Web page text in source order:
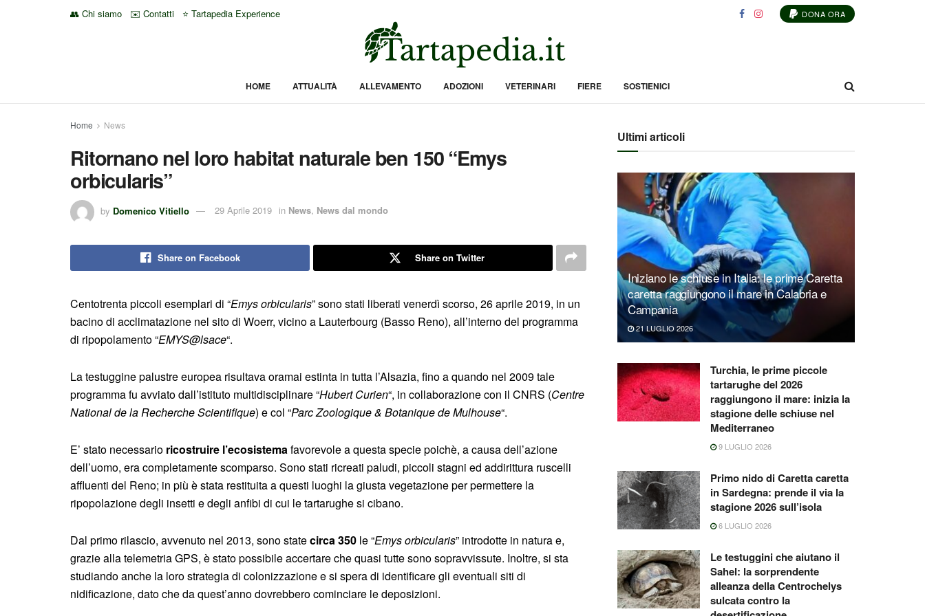
👥 Chi siamo ✉️ Contatti ⭐ Tartapedia Experience DONA ORA
HOME ATTUALITÀ ALLEVAMENTO ADOZIONI VETERINARI FIERE SOSTIENICI
Home News
Ritornano nel loro habitat naturale ben 150 “Emys
orbicularis”
by Domenico Vitiello 29 Aprile 2019 in News, News dal mondo
Share on Facebook Share on Twitter
Centotrenta piccoli esemplari di “Emys orbicularis” sono stati liberati venerdì scorso, 26 aprile 2019, in un
bacino di acclimatazione nel sito di Woerr, vicino a Lauterbourg (Basso Reno), all’interno del programma
di ripopolamento “EMYS@lsace“.
La testuggine palustre europea risultava oramai estinta in tutta l’Alsazia, fino a quando nel 2009 tale
programma fu avviato dall’istituto multidisciplinare “Hubert Curien“, in collaborazione con il CNRS (Centre
National de la Recherche Scientifique) e col “Parc Zoologique & Botanique de Mulhouse“.
E’ stato necessario ricostruire l’ecosistema favorevole a questa specie poichè, a causa dell’azione
dell’uomo, era completamente scomparso. Sono stati ricreati paludi, piccoli stagni ed addirittura ruscelli
affluenti del Reno; in più è stata restituita a questi luoghi la giusta vegetazione per permettere la
ripopolazione degli insetti e degli anfibi di cui le tartarughe si cibano.
Dal primo rilascio, avvenuto nel 2013, sono statecirca 350 le “Emys orbicularis” introdotte in natura e,
grazie alla telemetria GPS, è stato possibile accertare che quasi tutte sono sopravvissute. Inoltre, si sta
studiando anche la loro strategia di colonizzazione e si spera di identificare gli eventuali siti di
nidificazione, dato che da quest’anno dovrebbero cominciare le deposizioni.
Ultimi articoli
Iniziano le schiuse in Italia: le prime Caretta
caretta raggiungono il mare in Calabria e
Campania
21 LUGLIO 2026
Turchia, le prime piccole
tartarughe del 2026
raggiungono il mare: inizia la
stagione delle schiuse nel
Mediterraneo
9 LUGLIO 2026
Primo nido di Caretta caretta
in Sardegna: prende il via la
stagione 2026 sull’isola
6 LUGLIO 2026
Le testuggini che aiutano il
Sahel: la sorprendente
alleanza della Centrochelys
sulcata contro la